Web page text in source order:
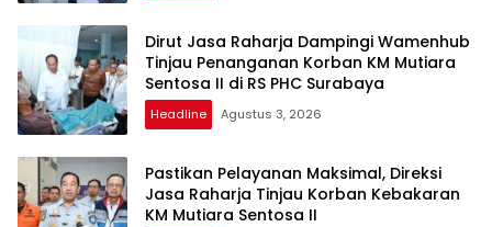
Dirut Jasa Raharja Dampingi Wamenhub
Tinjau Penanganan Korban KM Mutiara
Sentosa II di RS PHC Surabaya
Headline Agustus 3, 2026
Pastikan Pelayanan Maksimal, Direksi
Jasa Raharja Tinjau Korban Kebakaran
KM Mutiara Sentosa II